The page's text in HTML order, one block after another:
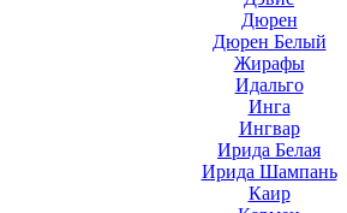
Дюрен
Дюрен Белый
Жирафы
Идальго
Инга
Ингвар
Ирида Белая
Ирида Шампань
Каир